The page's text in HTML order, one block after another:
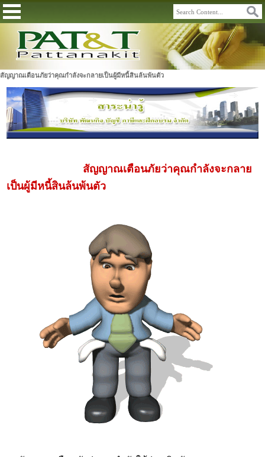
สัญญาณเตือนภัยว่าคุณกำลังจะกลายเป็นผู้มีหนี้สินล้นพ้นตัว
สัญญาณเตือนภัยว่าคุณกำลังจะกลาย
เป็นผู้มีหนี้สินล้นพ้นตัว